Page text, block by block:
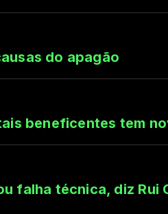
do apagão
beneficentes tem
falha técnica, diz Rui